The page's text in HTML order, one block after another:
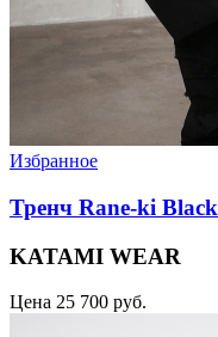
Избранное
Тренч Rane-ki Black
KATAMI WEAR
Цена 25 700 руб.